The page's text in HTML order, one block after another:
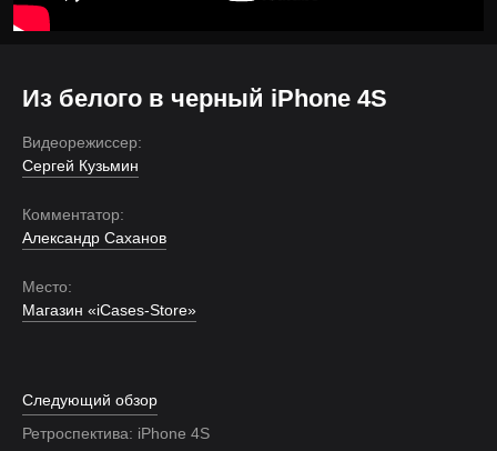
Из белого в черный iPhone 4S
Видеорежиссер:
Сергей Кузьмин
Комментатор:
Александр Саханов
Место:
Магазин «iCases-Store»
Следующий обзор
Ретроспектива: iPhone 4S